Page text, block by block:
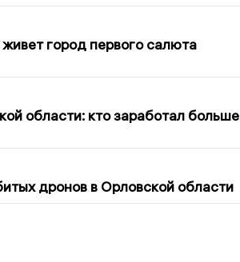
город первого салюта
области: кто заработал больше
дронов в Орловской области